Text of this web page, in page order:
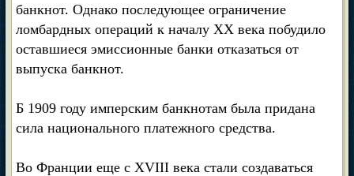
банкнот. Однако последующее ограничение
ломбардных операций к началу XX века побудило
оставшиеся эмиссионные банки отказаться от
выпуска банкнот.
Б 1909 году имперским банкнотам была придана
сила национального платежного средства.
Во Франции еще с XVIII века стали создаваться